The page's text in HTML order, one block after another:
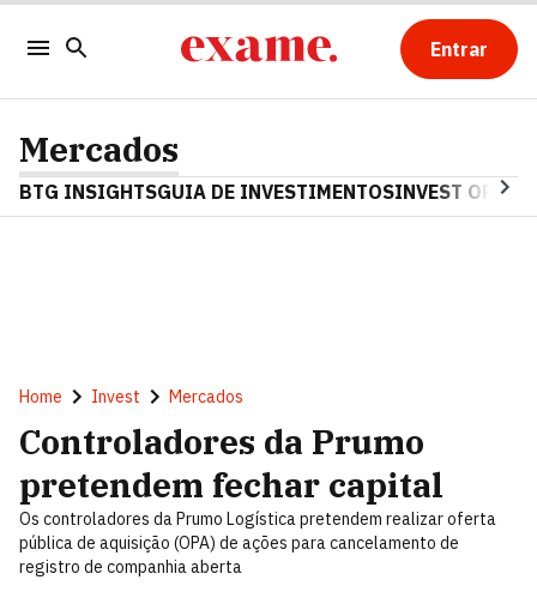
Entrar
Mercados
BTG INSIGHTSGUIA DE INVESTIMENTOSINVEST OPINA
Home Invest Mercados
Controladores da Prumo
pretendem fechar capital
Os controladores da Prumo Logística pretendem realizar oferta
pública de aquisição (OPA) de ações para cancelamento de
registro de companhia aberta